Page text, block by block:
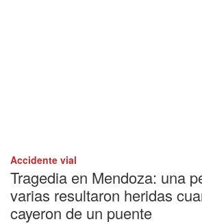
Accidente vial
Tragedia en Mendoza: una
varias resultaron heridas
cayeron de un puente